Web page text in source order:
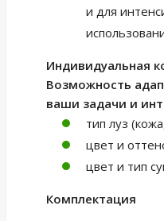
и для
Индивидуальная
Возможность
ваши задачи и
тип луз
цвет и
цвет и тип
Комплектация